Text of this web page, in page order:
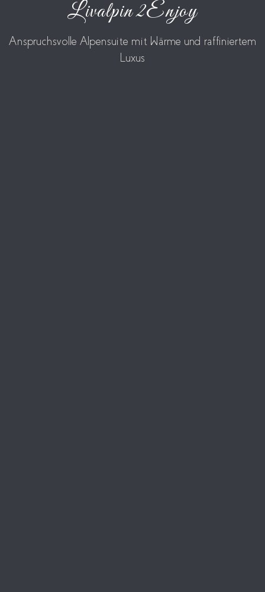
Livalpin 2Enjoy
Anspruchsvolle Alpensuite mit Wärme und raffiniertem
Luxus